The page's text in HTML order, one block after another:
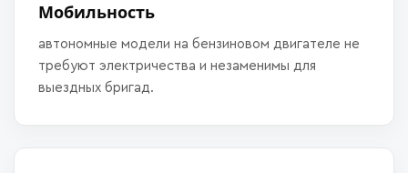
Мобильность
автономные модели на бензиновом двигателе не
требуют электричества и незаменимы для
выездных бригад.